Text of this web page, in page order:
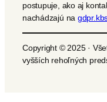
postupuje, ako aj
nachádzajú na
Copyright © 2025 ·
vyšších rehoľných